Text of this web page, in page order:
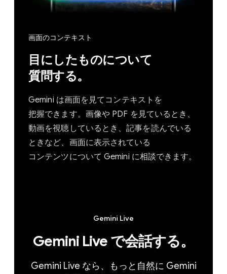
画面の​コンテキスト
目に​した​ものに​ついて​
質問する。
Gemini は​画面を​見て​コンテキストを​
把握できます。​画像や PDF を​見ている​とき、​
動画を​視聴している​とき、​記事を​読んでいる​
ときなど、​画面に​表示されている​
コンテンツに​ついて Gemini に​相談できます。
Gemini Live
Gemini Live で​会話する。
Gemini Live なら、​もっと​自然に Gemini